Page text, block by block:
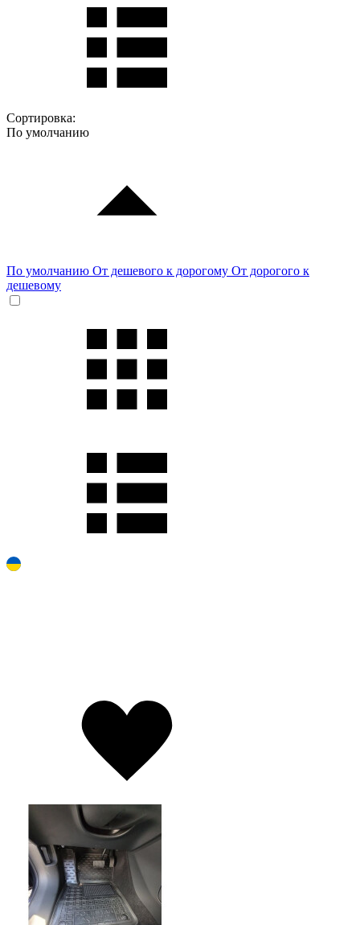
Сортировка:
По умолчанию
По умолчанию От дешевого к дорогому От дорогого к
дешевому